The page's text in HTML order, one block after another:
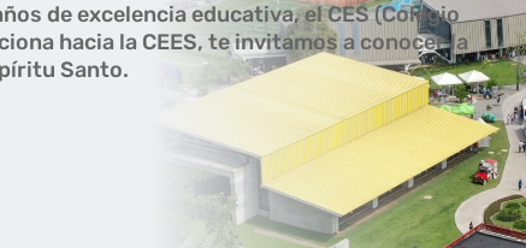
de excelencia educativa, el CES (Colegio
hacia la CEES, te invitamos a conocer la
Santo.